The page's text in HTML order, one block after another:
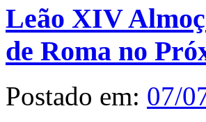
Leão XIV
de Roma no
Postado em: 07/